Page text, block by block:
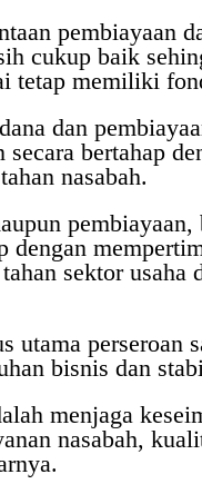
pembiayaan
cukup baik
tetap memiliki
dan
bertahap
nasabah.
dengan
sektor usaha
utama perseroan
bisnis dan
menjaga
nasabah,